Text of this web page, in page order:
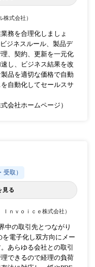
株式会社）
務を合理化しましょ
ジネスルール、製品デ
、契約、更新を一元化
し、ビジネス結果を改
品を適切な価格で自動
自動化してセールスサ
会社ホームページ）
取）
見る
ｎｖｏｉｃｅ株式会社）
中の取引先とつながり
を電子化し双方向にメー
あらゆる会社との取引
できるので経理の負荷